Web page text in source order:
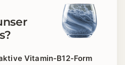
Vitamin-B12-Form